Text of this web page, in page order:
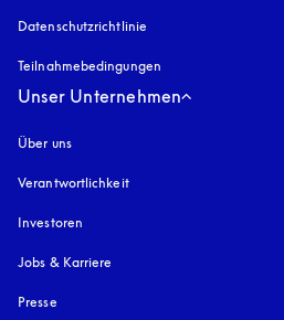
Datenschutzrichtlinie
Teilnahmebedingungen
Unser Unternehmen
Über uns
Verantwortlichkeit
Investoren
Jobs & Karriere
Presse